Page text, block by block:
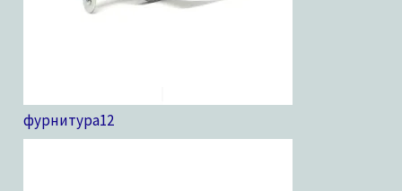
фурнитура12